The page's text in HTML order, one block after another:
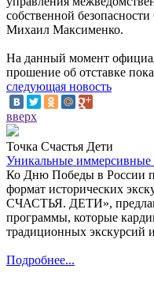
собственной
Михаил Максименко.
На данный момент
прошение об отставке
следующая новость
вверх
Точка Счастья Дети
Уникальные иммерсивные
Ко Дню Победы в России
формат исторических
СЧАСТЬЯ. ДЕТИ»,
программы, которые
традиционных экскурсий
Подробнее...